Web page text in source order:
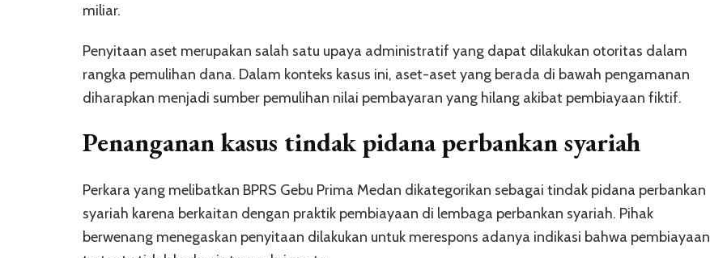
miliar.
Penyitaan aset merupakan salah satu upaya administratif yang dapat dilakukan otoritas dalam
rangka pemulihan dana. Dalam konteks kasus ini, aset-aset yang berada di bawah pengamanan
diharapkan menjadi sumber pemulihan nilai pembayaran yang hilang akibat pembiayaan fiktif.
Penanganan kasus tindak pidana perbankan syariah
Perkara yang melibatkan BPRS Gebu Prima Medan dikategorikan sebagai tindak pidana perbankan
syariah karena berkaitan dengan praktik pembiayaan di lembaga perbankan syariah. Pihak
berwenang menegaskan penyitaan dilakukan untuk merespons adanya indikasi bahwa pembiayaan